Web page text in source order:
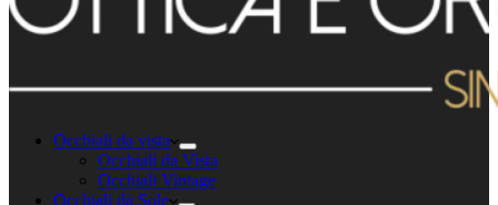
Occhiali da vista
Occhiali da Vista
Occhiali Vintage
Occhiali da Sole